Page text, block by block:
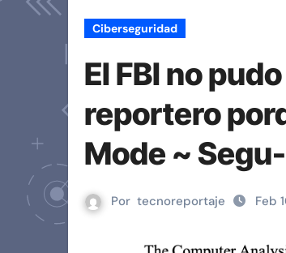
Ciberseguridad
El FBI no
reportero
Mode ~
Por tecnoreportaje Feb